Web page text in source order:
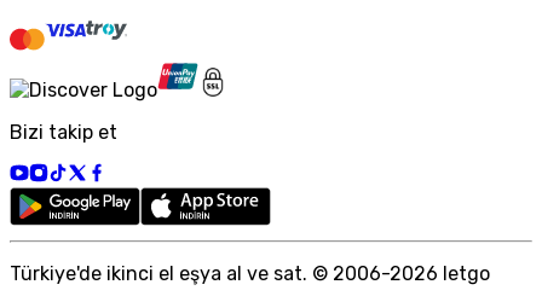
Bizi takip et
Türkiye'de ikinci el eşya al ve sat. © 2006-2026 letgo